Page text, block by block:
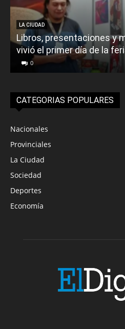
LA CIUDAD
Libros, presentaciones y
vivió el primer día de la
0
CATEGORIAS POPULARES
Nacionales
Provinciales
La Ciudad
Sociedad
Deportes
Economía